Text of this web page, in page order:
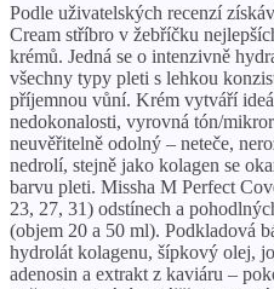
Podle uživatelských recenzí
Cream stříbro v žebříčku
krémů. Jedná se o intenzivně
všechny typy pleti s lehkou
příjemnou vůní. Krém vytváří
nedokonalosti, vyrovná tón/
neuvěřitelně odolný – neteče,
nedrolí, stejně jako kolagen se
barvu pleti. Missha M Perfect
23, 27, 31) odstínech a
(objem 20 a 50 ml). Podkladová
hydrolát kolagenu, šípkový olej,
adenosin a extrakt z kaviáru –